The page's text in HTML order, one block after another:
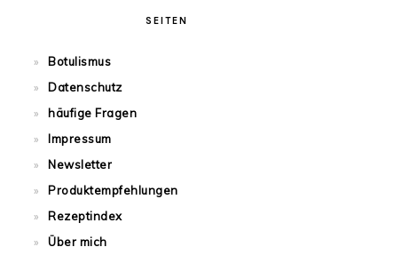
SEITEN
Botulismus
Datenschutz
häufige Fragen
Impressum
Newsletter
Produktempfehlungen
Rezeptindex
Über mich